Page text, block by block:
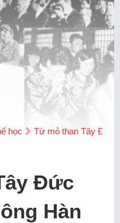
học Từ mỏ than Tây Đức
Đức
Hàn